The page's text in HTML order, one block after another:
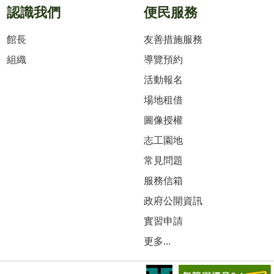
認識我們
館長
組織
便民服務
友善措施服務
導覽預約
活動報名
場地租借
圖像授權
志工園地
常見問題
服務信箱
政府公開資訊
實習申請
更多...